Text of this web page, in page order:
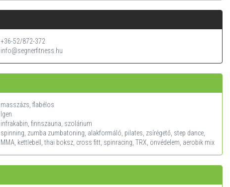
+36-52/872-372
info@segnerfitness.hu
masszázs, flabélos
Igen
infrakabin, finnszauna, szolárium
spinning, zumba zumbatoning, alakformáló, pilates, zsírégető, step dance,
MMA, kettlebell, thai boksz, cross fitt, spinracing, TRX, önvédelem, aerobik mix